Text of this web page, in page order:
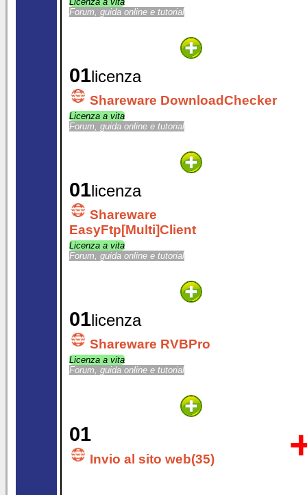
Forum, guida online e tutorial
01licenza
Shareware DownloadChecker
Licenza a vita
Forum, guida online e tutorial
01licenza
Shareware
EasyFtp[Multi]Client
Licenza a vita
Forum, guida online e tutorial
01licenza
Shareware RVBPro
Licenza a vita
Forum, guida online e tutorial
01
Invio al sito web(35)